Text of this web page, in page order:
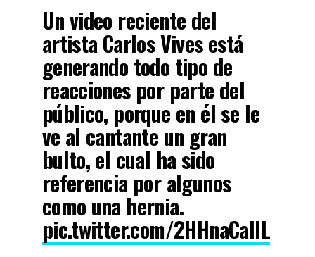
Un video reciente del
artista Carlos Vives está
generando todo tipo de
reacciones por parte del
público, porque en él se le
ve al cantante un gran
bulto, el cual ha sido
referencia por algunos
como una hernia.
pic.twitter.com/2HHnaCaIIL